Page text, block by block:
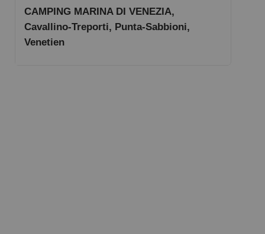
CAMPING MARINA DI VENEZIA,
Cavallino-Treporti, Punta-Sabbioni,
Venetien